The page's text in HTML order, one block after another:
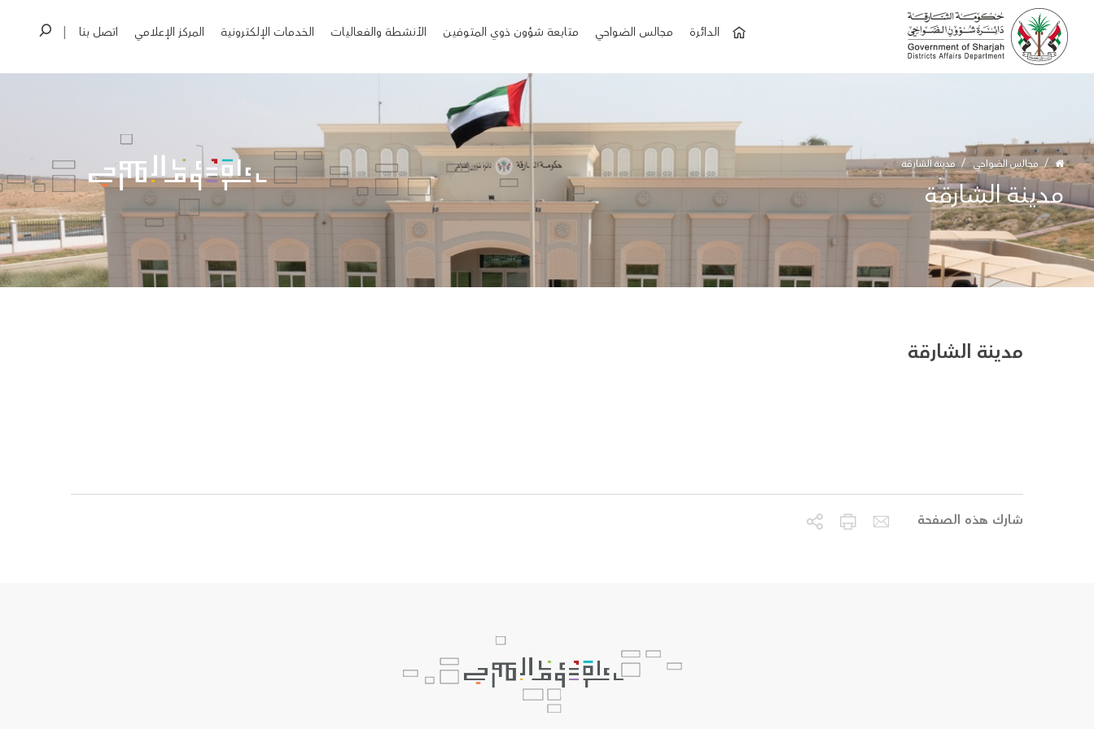
الدائرة مجالس الضواحي متابعة شؤون ذوي المتوفين الأنشطة والفعاليات الخدمات الإلكترونية المركز الإعلامي اتصل بنا
مجالس الضواحي مدينة الشارقة
مدينة الشارقة
مدينة الشارقة
شارك هذه الصفحة